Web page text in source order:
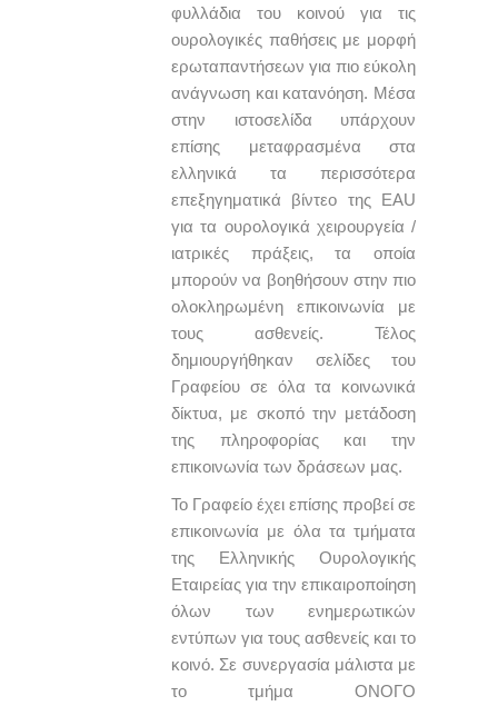
φυλλάδια του κοινού για τις
ουρολογικές παθήσεις με μορφή
ερωταπαντήσεων για πιο εύκολη
ανάγνωση και κατανόηση. Μέσα
στην ιστοσελίδα υπάρχουν
επίσης μεταφρασμένα στα
ελληνικά τα περισσότερα
επεξηγηματικά βίντεο της EAU
για τα ουρολογικά χειρουργεία /
ιατρικές πράξεις, τα οποία
μπορούν να βοηθήσουν στην πιο
ολοκληρωμένη επικοινωνία με
τους ασθενείς. Τέλος
δημιουργήθηκαν σελίδες του
Γραφείου σε όλα τα κοινωνικά
δίκτυα, με σκοπό την μετάδοση
της πληροφορίας και την
επικοινωνία των δράσεων μας.
Το Γραφείο έχει επίσης προβεί σε
επικοινωνία με όλα τα τμήματα
της Ελληνικής Ουρολογικής
Εταιρείας για την επικαιροποίηση
όλων των ενημερωτικών
εντύπων για τους ασθενείς και το
κοινό. Σε συνεργασία μάλιστα με
το τμήμα ΟΝΟΓΟ